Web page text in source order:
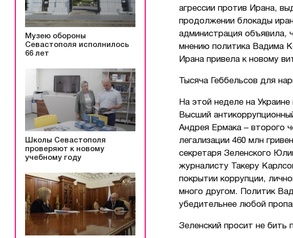
Музею обороны
Севастополя исполнилось
66 лет
Школы Севастополя
проверяют к новому
учебному году
агрессии против Ирана,
продолжении блокады
администрация объявила,
мнению политика Вадима
Ирана привела к новому
Тысяча Геббельсов для
На этой неделе на
Высший
Андрея Ермака – второго
легализации 460 млн
секретаря Зеленского
журналисту Такеру
покрытии коррупции,
много другом. Политик
убедительнее любой
Зеленский просит не бить